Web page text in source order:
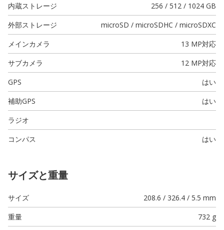
内蔵ストレージ
256 / 512 / 1024 GB
外部ストレージ
microSD / microSDHC / microSDXC
メインカメラ
13 MP対応
サブカメラ
12 MP対応
GPS
はい
補助GPS
はい
ラジオ
コンパス
はい
サイズと重量
サイズ
208.6 / 326.4 / 5.5 mm
重量
732 g